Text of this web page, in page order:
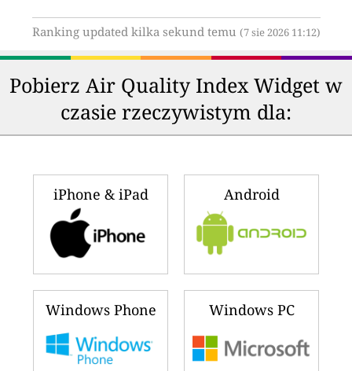
Ranking updated kilka sekund temu (7 sie 2026 11:12)
Pobierz Air Quality Index Widget w
czasie rzeczywistym dla:
iPhone & iPad Android
Windows Phone Windows PC